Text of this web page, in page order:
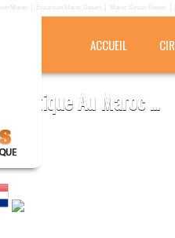
Maroc Excursion Maroc Desert Maroc Circuit Desert
ACCUEIL
Au Maroc ...